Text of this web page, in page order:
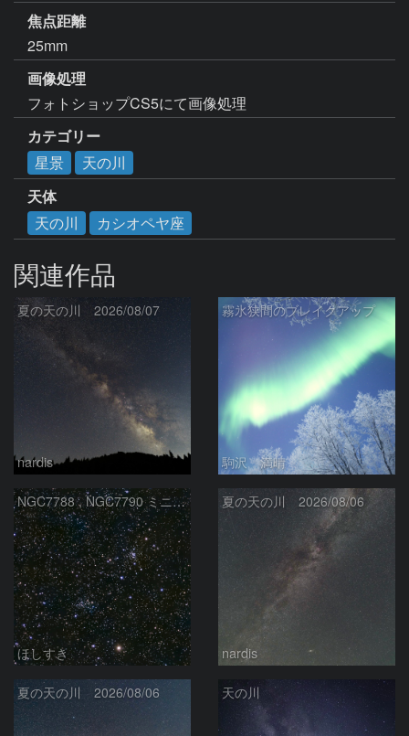
焦点距離
25mm
画像処理
フォトショップCS5にて画像処理
カテゴリー
星景
天の川
天体
天の川
カシオペヤ座
関連作品
夏の天の川 2026/08/07
nardis
霧氷狭間のブレイクアップ
駒沢 満晴
NGC7788 , NGC7790 ミニ二重星団
ほしすき
夏の天の川 2026/08/06
nardis
夏の天の川 2026/08/06 天の川